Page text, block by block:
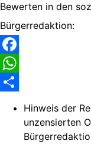
Bewerten in den
Bürgerredaktion:
Facebook
WhatsApp
Hinweis der
unzensierten